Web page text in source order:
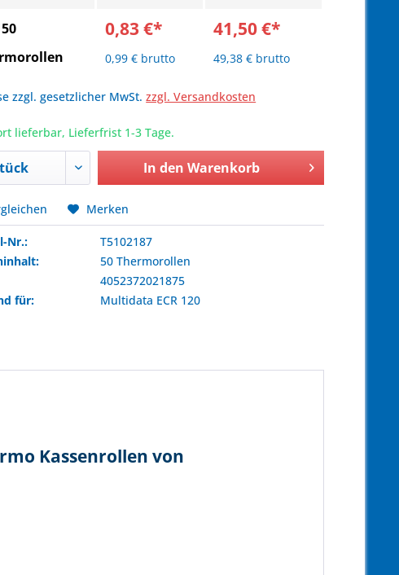
0,83 €*
0,99 € brutto
41,50 €*
49,38 € brutto
zzgl. gesetzlicher MwSt.zzgl. Versandkosten
lieferbar, Lieferfrist 1-3 Tage.
In den Warenkorb
Merken
Nr.:
T5102187
50 Thermorollen
4052372021875
für:
Multidata ECR 120
Kassenrollen von